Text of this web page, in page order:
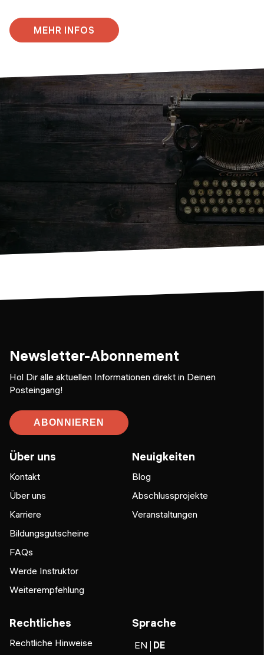
MEHR INFOS
Newsletter-Abonnement
Hol Dir alle aktuellen Informationen direkt in Deinen
Posteingang!
ABONNIEREN
Über uns
Kontakt
Über uns
Karriere
Bildungsgutscheine
FAQs
Werde Instruktor
Weiterempfehlung
Neuigkeiten
Blog
Abschlussprojekte
Veranstaltungen
Rechtliches
Rechtliche Hinweise
Sprache
EN DE